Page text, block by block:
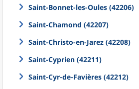
Saint-Bonnet-les-Oules (42206)
Saint-Chamond (42207)
Saint-Christo-en-Jarez (42208)
Saint-Cyprien (42211)
Saint-Cyr-de-Favières (42212)